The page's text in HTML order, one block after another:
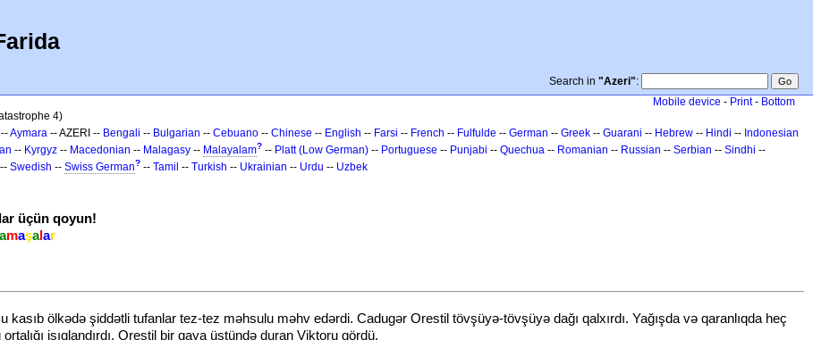
Search in "Azeri":
Mobile device - Print- Bottom
4)
--Aymara -- AZERI -- Bengali -- Bulgarian -- Cebuano -- Chinese -- English -- Farsi -- French -- Fulfulde -- German -- Greek -- Guarani -- Hebrew -- Hindi -- Indonesian
-- Kyrgyz -- Macedonian -- Malagasy -- Malayalam? -- Platt (Low German) -- Portuguese -- Punjabi -- Quechua -- Romanian -- Russian -- Serbian -- Sindhi --
-- Swedish -- Swiss German? -- Tamil -- Turkish -- Ukrainian -- Urdu -- Uzbek
üçün qoyun!
amaşalar
kasıb ölkədə şiddətli tufanlar tez-tez məhsulu məhv edərdi. Cadugər Orestil tövşüyə-tövşüyə dağı qalxırdı. Yağışda və qaranlıqda heç
işıqlandırdı. Orestil bir qaya üstündə duran Viktoru gördü.